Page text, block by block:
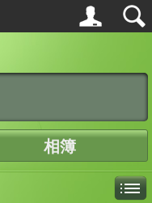
相簿